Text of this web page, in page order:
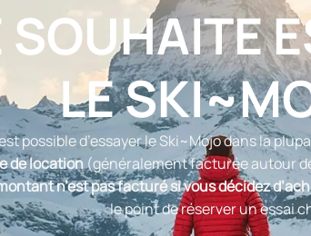
SOUHAITE
LE
possible d’essayer le Ski~Mojo dans la
de location(généralement facturée autour
n’est pas facturé si vous décidez
le point de réserver un essai